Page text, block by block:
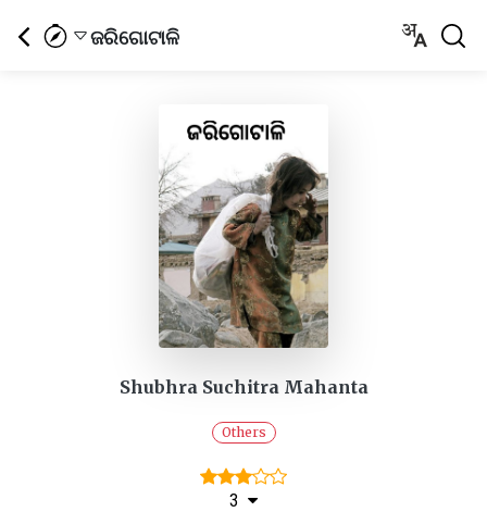
ଜରିଗୋଟାଳି
Shubhra Suchitra Mahanta
Others
3